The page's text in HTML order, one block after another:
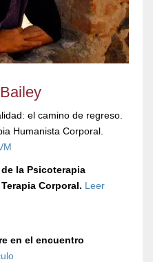
el camino de regreso.
Humanista Corporal.
la Psicoterapia
Corporal. Leer
en el encuentro